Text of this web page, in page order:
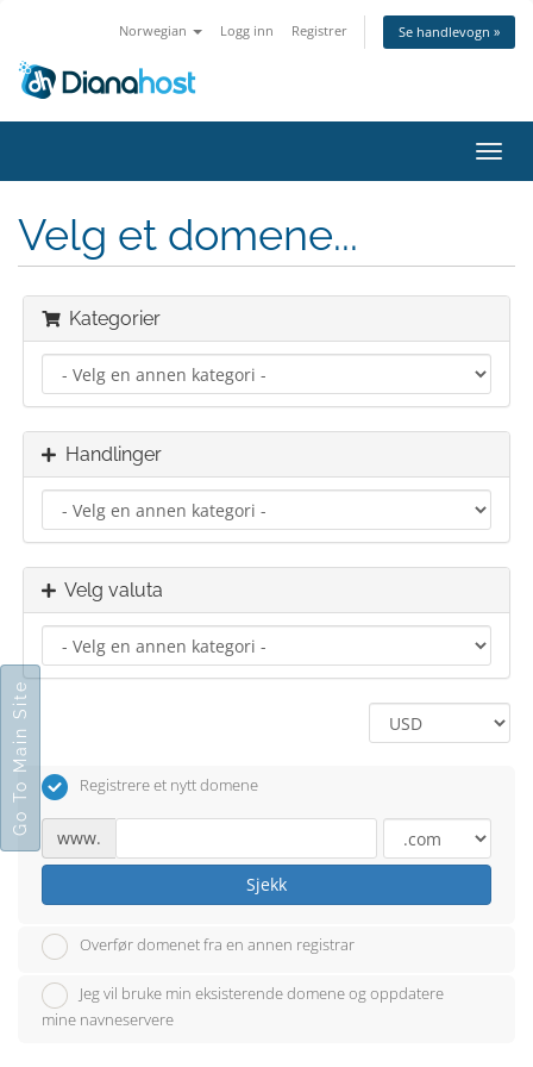
Norwegian Logg inn Registrer Se handlevogn »
Bytt
Velg et domene...
Kategorier
Handlinger
Velg valuta
Registrere et nytt domene
www.
Sjekk
Overfør domenet fra en annen registrar
Jeg vil bruke min eksisterende domene og oppdatere
mine navneservere
Go To Main Site